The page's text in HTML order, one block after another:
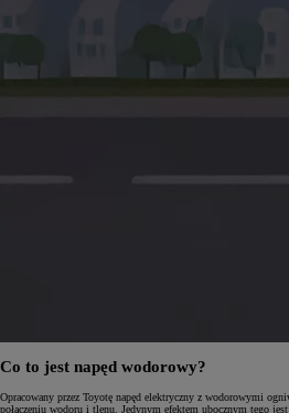
Co to jest napęd wodorowy?
Opracowany przez Toyotę napęd elektryczny z wodorowymi
połączeniu wodoru i tlenu. Jedynym efektem ubocznym tego